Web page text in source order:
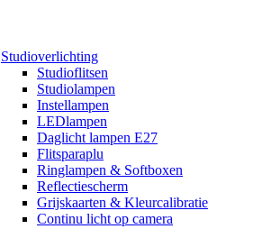
Studioverlichting
Studioflitsen
Studiolampen
Instellampen
LEDlampen
Daglicht lampen E27
Flitsparaplu
Ringlampen & Softboxen
Reflectiescherm
Grijskaarten & Kleurcalibratie
Continu licht op camera